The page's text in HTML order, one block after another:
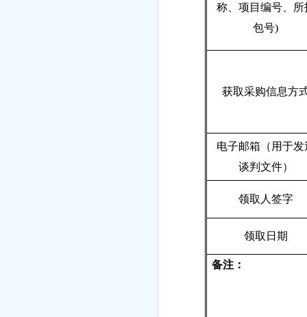
称、项目编号、所
包号)
获取采购信息方
电子邮箱（用于发
谈判 文件）
领取人签字
领取日期
备注：